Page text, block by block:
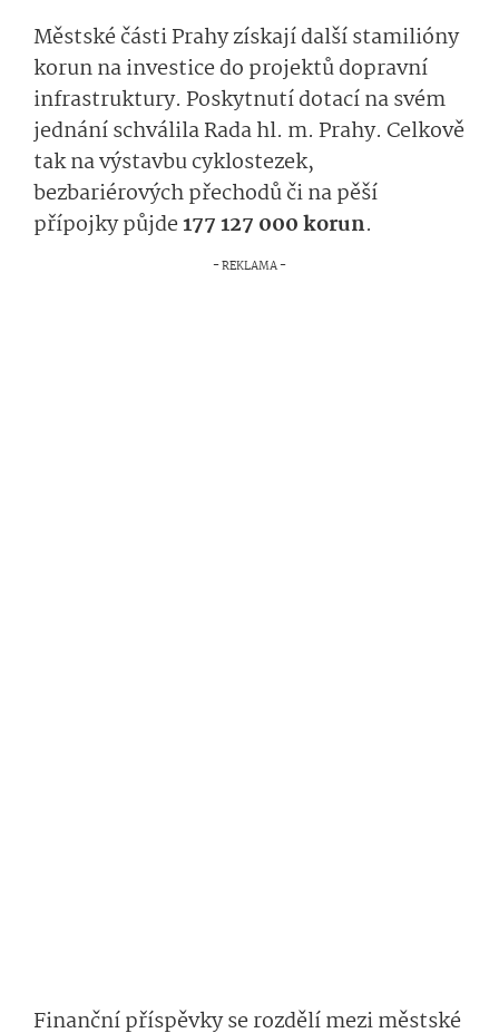
Městské části Prahy získají další stamilióny
korun na investice do projektů dopravní
infrastruktury. Poskytnutí dotací na svém
jednání schválila Rada hl. m. Prahy. Celkově
tak na výstavbu cyklostezek,
bezbariérových přechodů či na pěší
přípojky půjde177 127 000 k­orun.
Finanční příspěvky se rozdělí mezi městské